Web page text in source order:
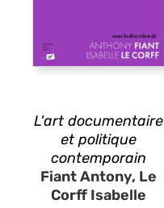
L'art documentaire
et politique
contemporain
Fiant Antony, Le
Corff Isabelle